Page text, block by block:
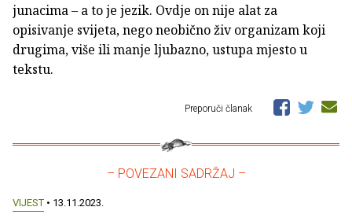
junacima – a to je jezik. Ovdje on nije alat za
opisivanje svijeta, nego neobično živ organizam koji
drugima, više ili manje ljubazno, ustupa mjesto u
tekstu.
Preporuči članak
– POVEZANI SADRŽAJ –
VIJEST • 13.11.2023.